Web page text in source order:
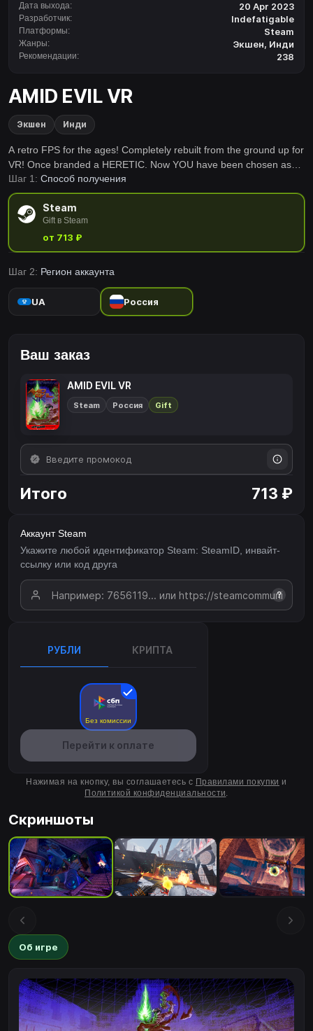
Дата выхода: 20 Apr 2023
Разработчик: Indefatigable
Платформы: Steam
Жанры: Экшен, Инди
Рекомендации: 238
AMID EVIL VR
Экшен Инди
A retro FPS for the ages! Completely rebuilt from the ground up for
VR! Once branded a HERETIC. Now YOU have been chosen as
our champion! Reclaim our sacred weapons. Take back our
ancient lands. If you can stand... AMID EVIL.
Шаг 1: Способ получения
Steam
Gift в Steam
от 713 ₽
Шаг 2: Регион аккаунта
UA Россия
Ваш заказ
AMID EVIL VR
Steam Россия Gift
Итого 713 ₽
Аккаунт Steam
Укажите любой идентификатор Steam: SteamID, инвайт-
ссылку или код друга
?
РУБЛИ КРИПТА
Без комиссии
Перейти к оплате
Нажимая на кнопку, вы соглашаетесь с Правилами покупки и
Политикой конфиденциальности.
Скриншоты
Об игре